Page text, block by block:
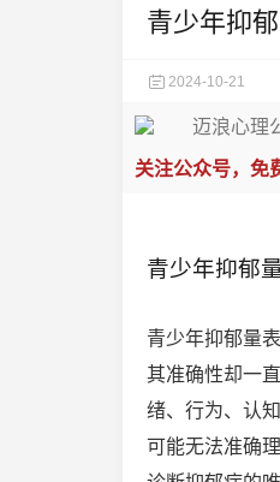
青少年抑
2024-10-21
关注公众号，免
青少年抑郁
青少年抑郁量
其准确性却一
绪、行为、认
可能无法准确